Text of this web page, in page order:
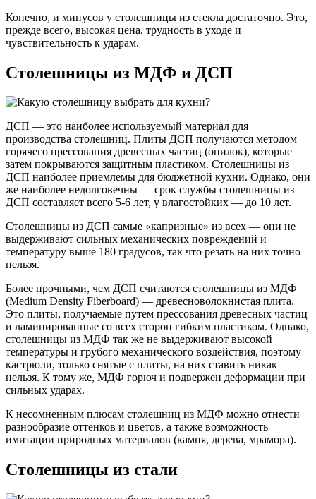
Конечно, и минусов у столешницы из стекла достаточно. Это,
прежде всего, высокая цена, трудность в уходе и
чувствительность к ударам.
Столешницы из МДФ и ДСП
ДСП — это наиболее используемый материал для
производства столешниц. Плиты ДСП получаются методом
горячего прессования древесных частиц (опилок), которые
затем покрываются защитным пластиком. Столешницы из
ДСП наиболее приемлемы для бюджетной кухни. Однако, они
же наиболее недолговечны — срок службы столешницы из
ДСП составляет всего 5-6 лет, у влагостойких — до 10 лет.
Столешницы из ДСП самые «капризные» из всех — они не
выдерживают сильных механических повреждений и
температуру выше 180 градусов, так что резать на них точно
нельзя.
Более прочными, чем ДСП считаются столешницы из МДФ
(Medium Density Fiberboard) — древесноволокнистая плита.
Это плиты, получаемые путем прессования древесных частиц
и ламинированные со всех сторон гибким пластиком. Однако,
столешницы из МДФ так же не выдерживают высокой
температуры и грубого механического воздействия, поэтому
кастрюли, только снятые с плиты, на них ставить никак
нельзя. К тому же, МДФ горюч и подвержен деформации при
сильных ударах.
К несомненным плюсам столешниц из МДФ можно отнести
разнообразие оттенков и цветов, а также возможность
имитации природных материалов (камня, дерева, мрамора).
Столешницы из стали